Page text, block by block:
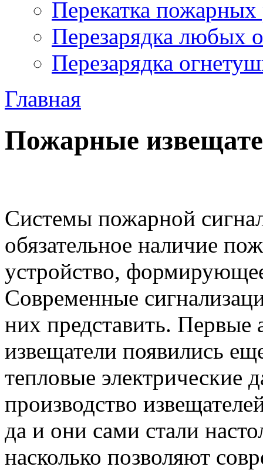
Перекатка пожарных
Перезарядка любых
Перезарядка
Главная
Пожарные
Системы пожарной
обязательное наличие
устройство,
Современные
них представить.
извещатели появились
тепловые электрические
производство
да и они сами стали
насколько позволяют